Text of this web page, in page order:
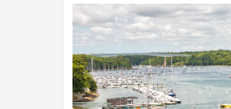
Previous